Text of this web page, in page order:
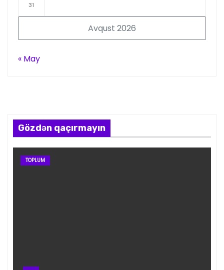
Avqust 2026
31
« May
Gözdən qaçırmayın
TOPLUM